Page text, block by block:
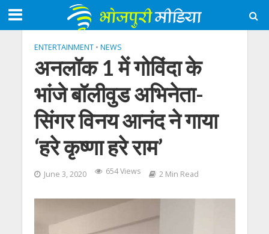
ENTERTAINMENT • NEWS
अनलॉक 1 में गोविंदा के
भांजे बॉलीवुड अभिनेता-
सिंगर विनय आनंद ने गाया
‘हरे कृष्‍णा हरे राम’
June 3, 2020 654 Views 2 Min Read